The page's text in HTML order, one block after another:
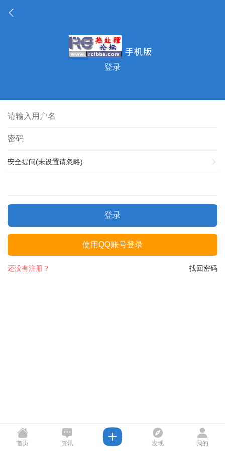
登录
安全提问(未设置请忽略)
登录
使用QQ账号登录
找回密码
还没有注册？
首页 资讯 发现 我的